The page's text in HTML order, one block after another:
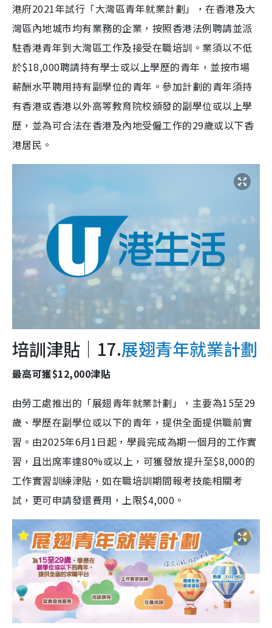
港府2021年試行「大灣區青年就業計劃」，在香港及大
灣區內地城市均有業務的企業，按照香港法例聘請並派
駐香港青年到大灣區工作及接受在職培訓。業須以不低
於$18,000聘請持有學士或以上學歷的青年，並按市場
薪酬水平聘用持有副學位的青年。參加計劃的青年須持
有香港或香港以外高等教育院校頒發的副學位或以上學
歷，並為可合法在香港及內地受僱工作的29歲或以下香
港居民。
培訓津貼｜17.展翅青年就業計劃
最高可獲$12,000津貼
由勞工處推出的「展翅青年就業計劃」，主要為15至29
歲、學歷在副學位或以下的青年，提供全面提供職前實
習。由2025年6月1日起，學員完成為期一個月的工作實
習，且出席率達80%或以上，可獲發放提升至$8,000的
工作實習訓練津貼，如在職培訓期間報考技能相關考
試，更可申請發還費用，上限$4,000。